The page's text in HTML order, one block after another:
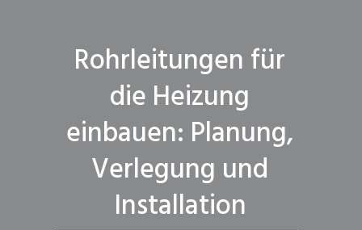
Rohrleitungen für
die Heizung
einbauen: Planung,
Verlegung und
Installation